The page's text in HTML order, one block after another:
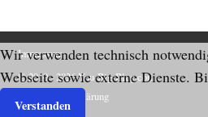
Impressum
© 2010 - 2026 You-Big-Blog.com.
Datenschutzerklärung
Wir verwenden technisch
Webseite sowie externe Dienste.
Verstanden